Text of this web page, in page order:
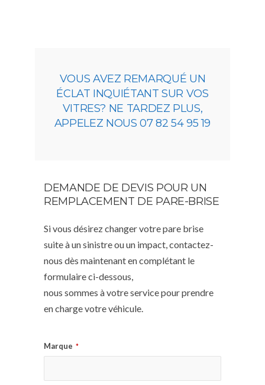
VOUS AVEZ REMARQUÉ UN
ÉCLAT INQUIÉTANT SUR VOS
VITRES? NE TARDEZ PLUS,
APPELEZ NOUS 07 82 54 95 19
DEMANDE DE DEVIS POUR UN
REMPLACEMENT DE PARE-BRISE
Si vous désirez changer votre pare brise
suite à un sinistre ou un impact, contactez-
nous dès maintenant en complétant le
formulaire ci-dessous,
nous sommes à votre service pour prendre
en charge votre véhicule.
Marque *